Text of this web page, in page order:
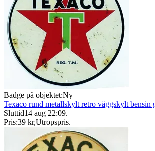
Badge på objektet:Ny
Texaco rund metallskylt retro väggskylt bensin
Sluttid14 aug 22:09.
Pris:39 kr,Utropspris.